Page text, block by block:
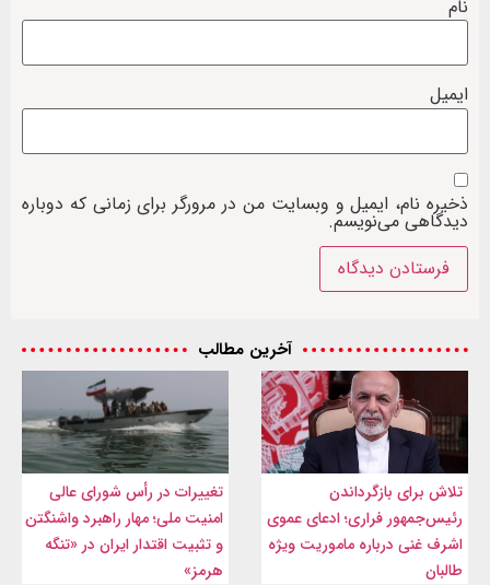
نام
ایمیل
ذخیره نام، ایمیل و وبسایت من در مرورگر برای زمانی که دوباره
دیدگاهی می‌نویسم.
آخرین مطالب
تلاش برای بازگرداندن
رئیس‌جمهور فراری؛ ادعای عموی
اشرف غنی درباره ماموریت ویژه
طالبان
تغییرات در رأس شورای عالی
امنیت ملی؛ مهار راهبرد واشنگتن
و تثبیت اقتدار ایران در «تنگه
هرمز»